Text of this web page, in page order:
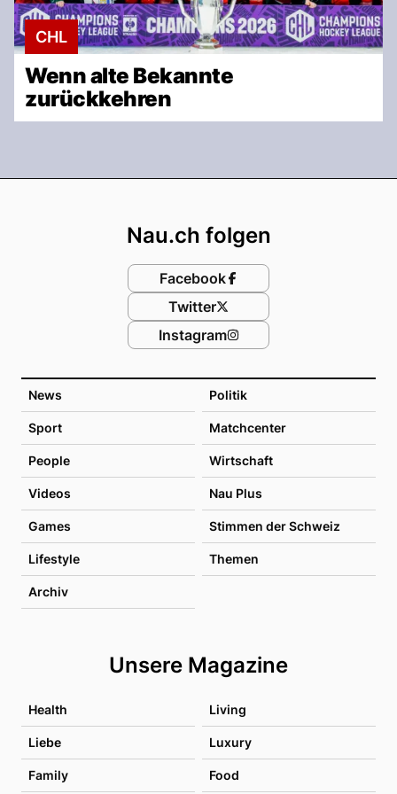
CHL
Wenn alte Bekannte
zurückkehren
News Politik
Sport Matchcenter
People Wirtschaft
Videos Nau Plus
Games Stimmen der Schweiz
Lifestyle Themen
Archiv
Unsere Magazine
Health Living
Liebe Luxury
Family Food
Nau.ch folgen
Facebook
Twitter
Instagram